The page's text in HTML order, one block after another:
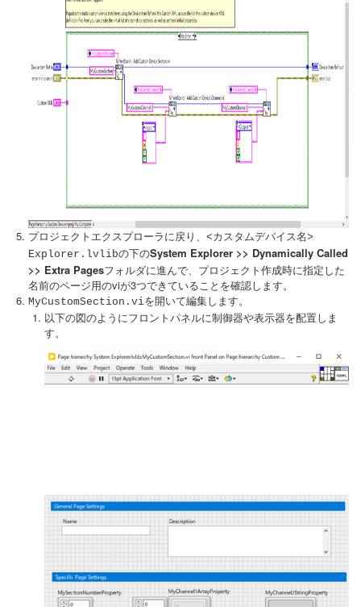
プロジェクトエクスプローラに戻り、
<カスタムデバイス名>
Explorer.lvlibの下のSystem Explorer >> Dynamically Called
>> Extra Pagesフォルダに進んで、プロジェクト作成時に指定した
名前のページ用のviが3つできていることを確認します。
MyCustomSection.viを開いて編集します。
以下の図のようにフロントパネルに制御器や表示器を配置しま
す。